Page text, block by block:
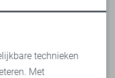
technieken
Met